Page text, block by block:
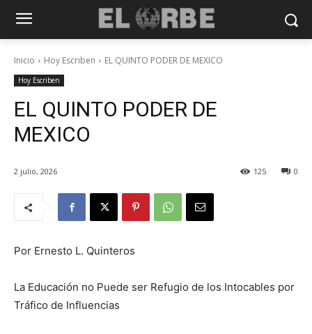
Inicio Hoy Escriben EL QUINTO PODER DE MEXICO
Hoy Escriben
EL QUINTO PODER DE
MEXICO
2 julio, 2026 0
125
Por Ernesto L. Quinteros
La Educación no Puede ser Refugio de los Intocables por
Tráfico de Influencias